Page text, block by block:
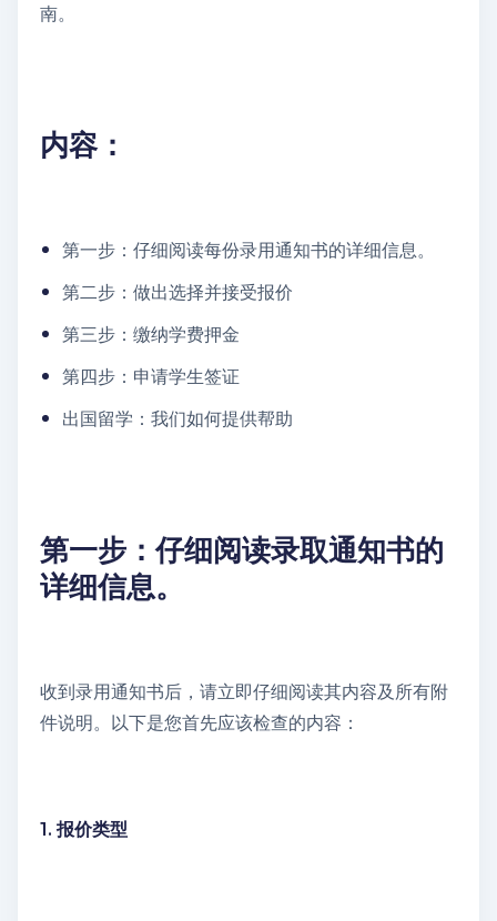
南。
内容：
第一步：仔细阅读每份录用通知书的详细信息。
第二步：做出选择并接受报价
第三步：缴纳学费押金
第四步：申请学生签证
出国留学：我们如何提供帮助
第一步：仔细阅读录取通知书的
详细信息。
收到录用通知书后，请立即仔细阅读其内容及所有附
件说明。以下是您首先应该检查的内容：
1. 报价类型